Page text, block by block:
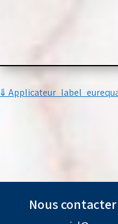
⇓
Nous contacter